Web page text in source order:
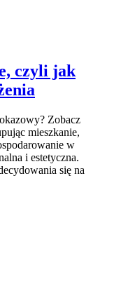
czyli jak
Zobacz
mieszkanie,
w
i estetyczna.
się na